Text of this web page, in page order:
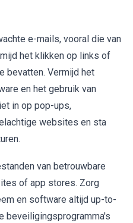
e-mails, vooral die van
het klikken op links of
bevatten. Vermijd het
en het gebruik van
in op pop-ups,
websites en sta
van betrouwbare
of app stores. Zorg
en software altijd up-to-
beveiligingsprogramma's